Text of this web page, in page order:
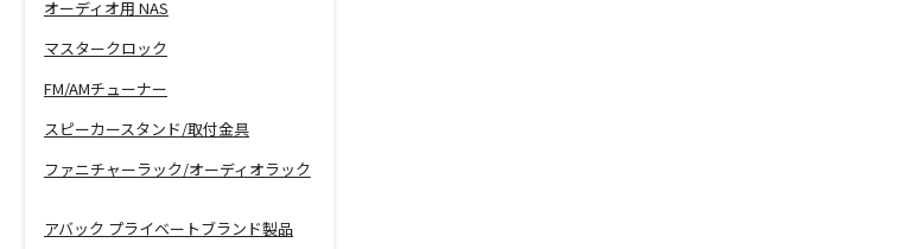
オーディオ用 NAS
マスタークロック
FM/AMチューナー
スピーカースタンド/取付金具
ファニチャーラック/オーディオラック
アバック プライベートブランド製品